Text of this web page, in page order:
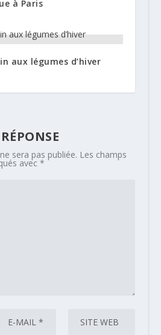
à Paris
aux légumes d’hiver
sera pas publiée. Les champs
avec *